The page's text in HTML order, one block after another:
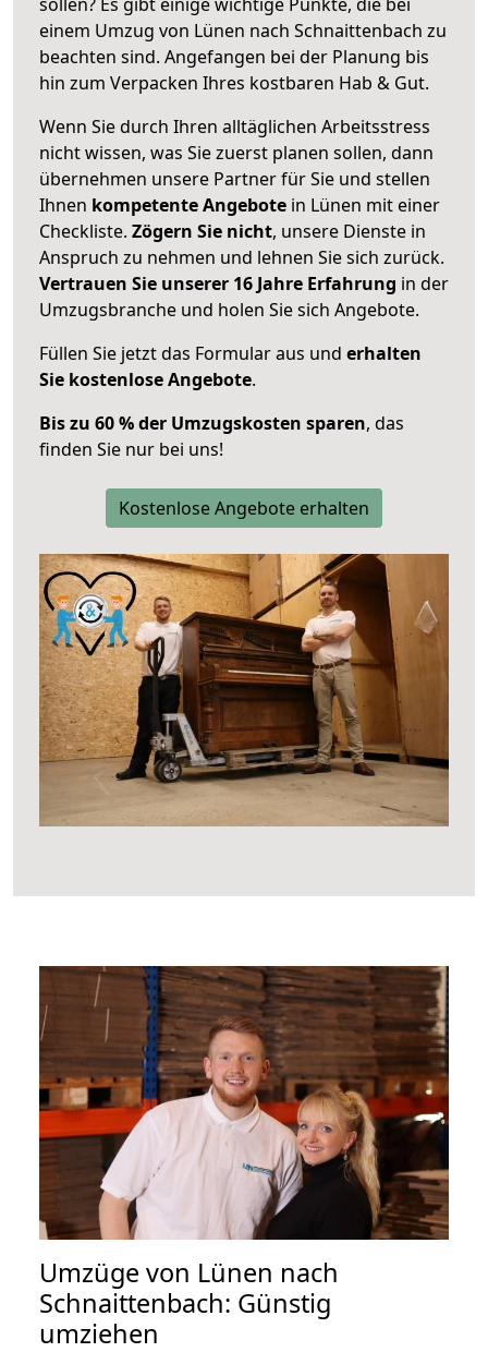
einem Umzug von Lünen nach Schnaittenbach zu
beachten sind. Angefangen bei der Planung bis
hin zum Verpacken Ihres kostbaren Hab & Gut.
Wenn Sie durch Ihren alltäglichen Arbeitsstress
nicht wissen, was Sie zuerst planen sollen, dann
übernehmen unsere Partner für Sie und stellen
Ihnen kompetente Angebote in Lünen mit einer
Checkliste. Zögern Sie nicht, unsere Dienste in
Anspruch zu nehmen und lehnen Sie sich zurück.
Vertrauen Sie unserer 16 Jahre Erfahrung in der
Umzugsbranche und holen Sie sich Angebote.
Füllen Sie jetzt das Formular aus und erhalten
Sie kostenlose Angebote.
Bis zu 60 % der Umzugskosten sparen, das
finden Sie nur bei uns!
Kostenlose Angebote erhalten
Umzüge von Lünen nach
Schnaittenbach: Günstig
umziehen